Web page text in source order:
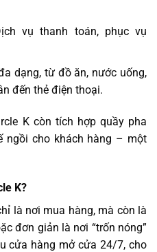
vụ thanh toán, phục vụ
dạng, từ đồ ăn, nước uống,
đến thẻ điện thoại.
K còn tích hợp quầy pha
ngồi cho khách hàng – một
K?
là nơi mua hàng, mà còn là
đơn giản là nơi “trốn nóng”
cửa hàng mở cửa 24/7, cho